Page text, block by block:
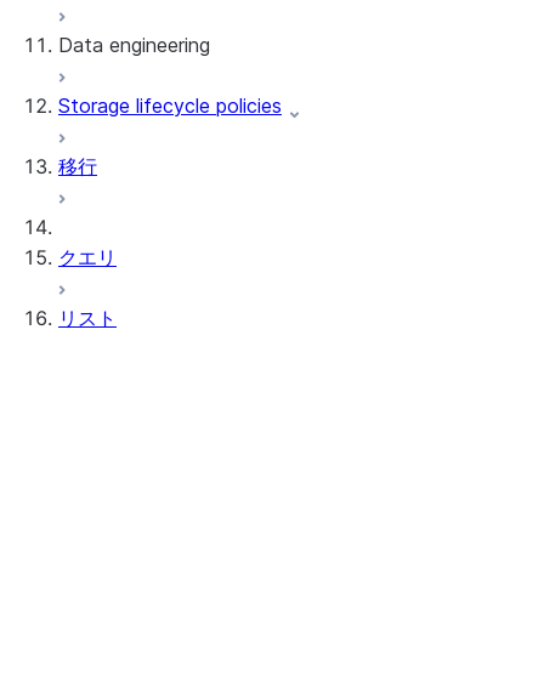
Snowflake Openflow
Apache Iceberg™
Data engineering
データのロード
DCM Projects
Storage lifecycle policies
移行
クエリ
リスト